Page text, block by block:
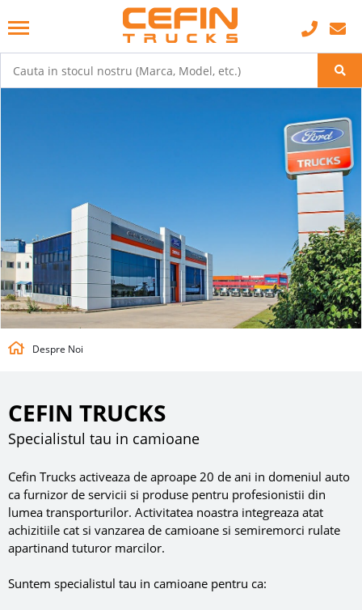
Despre Noi
CEFIN TRUCKS
Specialistul tau in camioane
Cefin Trucks activeaza de aproape 20 de ani in domeniul auto
ca furnizor de servicii si produse pentru profesionistii din
lumea transporturilor. Activitatea noastra integreaza atat
achizitiile cat si vanzarea de camioane si semiremorci rulate
apartinand tuturor marcilor.
Suntem specialistul tau in camioane pentru ca: